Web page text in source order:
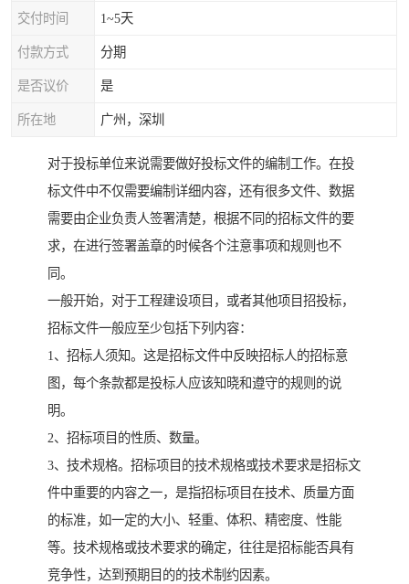
交付时间 1~5天
付款方式 分期
是否议价 是
所在地 广州，深圳
对于投标单位来说需要做好投标文件的编制工作。在投
标文件中不仅需要编制详细内容，还有很多文件、数据
需要由企业负责人签署清楚，根据不同的招标文件的要
求，在进行签署盖章的时候各个注意事项和规则也不
同。
一般开始，对于工程建设项目，或者其他项目招投标，
招标文件一般应至少包括下列内容：
1、招标人须知。这是招标文件中反映招标人的招标意
图，每个条款都是投标人应该知晓和遵守的规则的说
明。
2、招标项目的性质、数量。
3、技术规格。招标项目的技术规格或技术要求是招标文
件中重要的内容之一，是指招标项目在技术、质量方面
的标准，如一定的大小、轻重、体积、精密度、性能
等。技术规格或技术要求的确定，往往是招标能否具有
竞争性，达到预期目的的技术制约因素。